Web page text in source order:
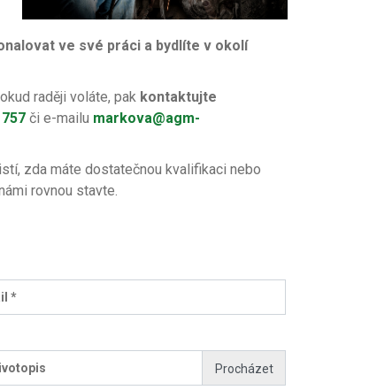
ve své práci a bydlíte v okolí
raději voláte, pak kontaktujte
či e-mailu markova@agm-
zda máte dostatečnou kvalifikaci nebo
rovnou stavte.
*